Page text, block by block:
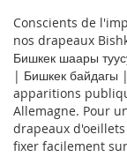
Conscients de
nos drapeaux
Бишкек шаары
| Бишкек байдагы
apparitions
Allemagne. Pour
drapeaux
fixer facilement